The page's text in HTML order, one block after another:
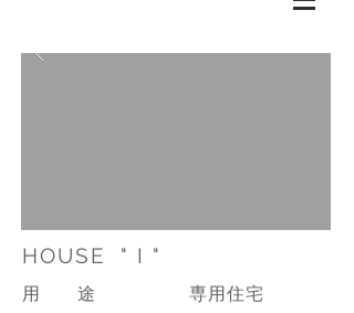
HOUSE " I "
専用住宅
​用途